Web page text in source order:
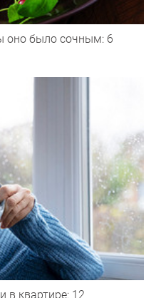
оно было сочным: 6
в квартире: 12